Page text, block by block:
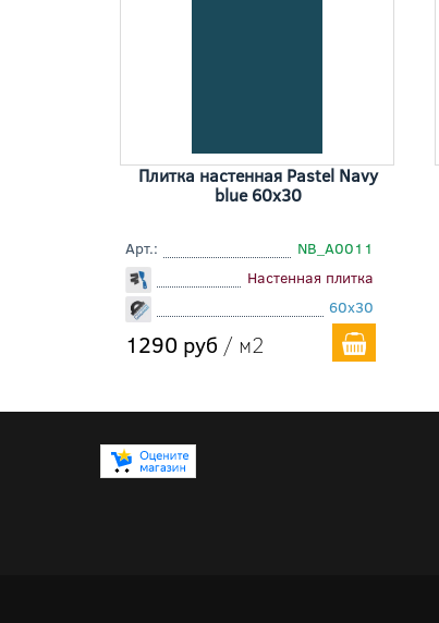
Плитка настенная Pastel Navy
blue 60x30
Арт.:
NB_A0011
Настенная плитка
60x30
1290 руб / м2